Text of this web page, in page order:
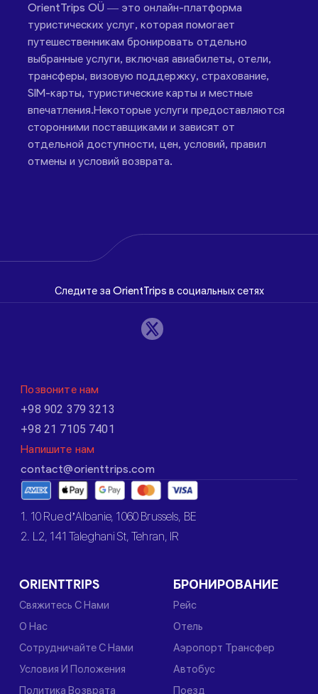
OrientTrips OÜ — это онлайн-платформа
туристических услуг, которая помогает
путешественникам бронировать отдельно
выбранные услуги, включая авиабилеты, отели,
трансферы, визовую поддержку, страхование,
SIM-карты, туристические карты и местные
впечатления.Некоторые услуги предоставляются
сторонними поставщиками и зависят от
отдельной доступности, цен, условий, правил
отмены и условий возврата.
Следите за OrientTrips в социальных сетях
Позвоните нам
+98 902 379 3213
+98 21 7105 7401
Напишите нам
contact@orienttrips.com
1. 10 Rue d’Albanie, 1060 Brussels, BE
2. L2, 141 Taleghani St, Tehran, IR
ORIENTTRIPS
Свяжитесь С Нами
О Нас
Сотрудничайте С Нами
Условия И Положения
Политика Возврата
БРОНИРОВАНИЕ
Рейс
Отель
Аэропорт Трансфер
Автобус
Поезд